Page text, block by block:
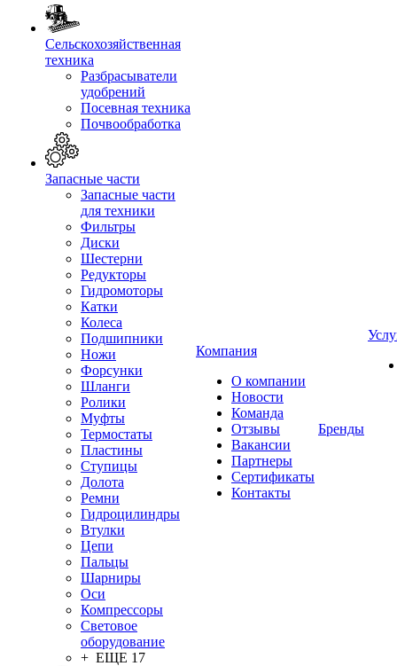
Сельскохозяйственная
техника
Разбрасыватели
удобрений
Посевная техника
Почвообработка
Запасные части
Запасные части
для техники
Фильтры
Диски
Шестерни
Редукторы
Гидромоторы
Катки
Колеса
Подшипники
Ножи
Форсунки
Шланги
Ролики
Муфты
Термостаты
Пластины
Ступицы
Долота
Ремни
Гидроцилиндры
Втулки
Цепи
Пальцы
Шарниры
Оси
Компрессоры
Световое
оборудование
+ ЕЩЕ 17
Компания
О компании
Новости
Команда
Отзывы
Вакансии
Партнеры
Сертификаты
Контакты
Бренды